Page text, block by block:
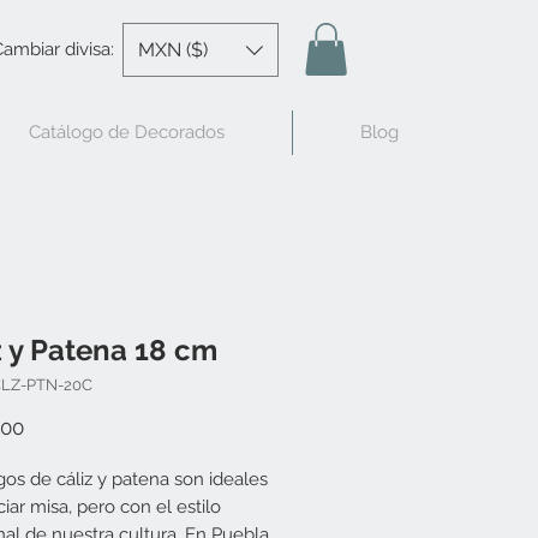
divisa: MXN ($)
Catálogo de Decorados Blog
y Patena 18 cm
PTN-20C
Precio
de cáliz y patena son ideales
misa, pero con el estilo